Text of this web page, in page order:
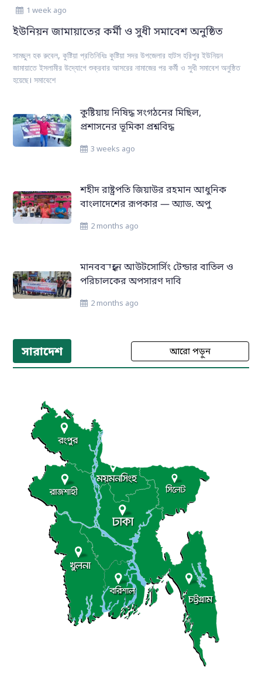
1 week ago
ইউনিয়ন জামায়াতের কর্মী ও সুধী সমাবেশ অনুষ্ঠিত
সামছুল হক রুবেল, কুষ্টিয়া প্রতিনিধিঃ কুষ্টিয়া সদর উপজেলার হাটস হরিপুর ইউনিয়ন
জামায়াতে ইসলামীর উদ্যোগে শুক্রবার আসরের নামাজের পর কর্মী ও সুধী সমাবেশ অনুষ্ঠিত
হয়েছে। সমাবেশে
3 weeks ago
কুষ্টিয়ায় নিষিদ্ধ সংগঠনের মিছিল,
প্রশাসনের ভূমিকা প্রশ্নবিদ্ধ
2 months ago
শহীদ রাষ্ট্রপতি জিয়াউর রহমান আধুনিক
বাংলাদেশের রূপকার — অ্যাড. অপু
2 months ago
মানববন্ধনে আউটসোর্সিং টেন্ডার বাতিল ও
পরিচালকের অপসারণ দাবি
সারাদেশ আরো পড়ুন